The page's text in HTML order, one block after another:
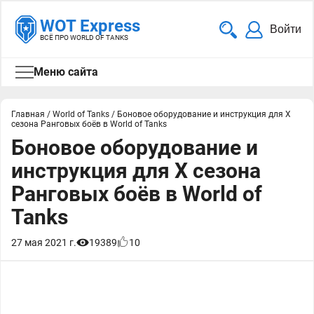
WOT Express
ВСЁ ПРО WORLD OF TANKS
Войти
Меню сайта
Главная / World of Tanks / Боновое оборудование и инструкция для X
сезона Ранговых боёв в World of Tanks
Боновое оборудование и
инструкция для X сезона
Ранговых боёв в World of
Tanks
27 мая 2021 г. 19389 10